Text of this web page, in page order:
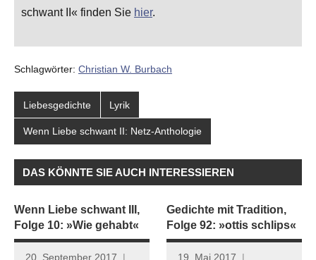
schwant II« finden Sie hier.
Schlagwörter: Christian W. Burbach
Liebesgedichte Lyrik
Wenn Liebe schwant II: Netz-Anthologie
DAS KÖNNTE SIE AUCH INTERESSIEREN
Wenn Liebe schwant III,
Folge 10: »Wie gehabt«
20. September 2017
Gedichte mit Tradition,
Folge 92: »ottis schlips«
19. Mai 2017